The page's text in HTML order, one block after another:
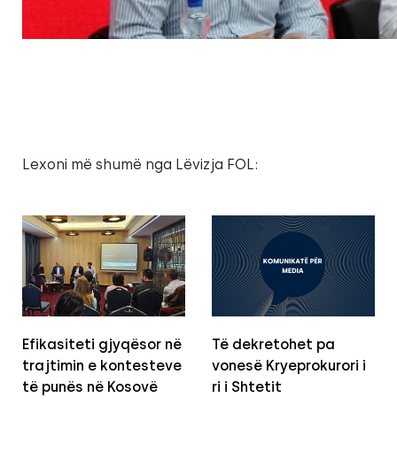
Lexoni më shumë nga Lëvizja FOL:
Efikasiteti gjyqësor në
trajtimin e kontesteve
të punës në Kosovë
Të dekretohet pa
vonesë Kryeprokurori i
ri i Shtetit